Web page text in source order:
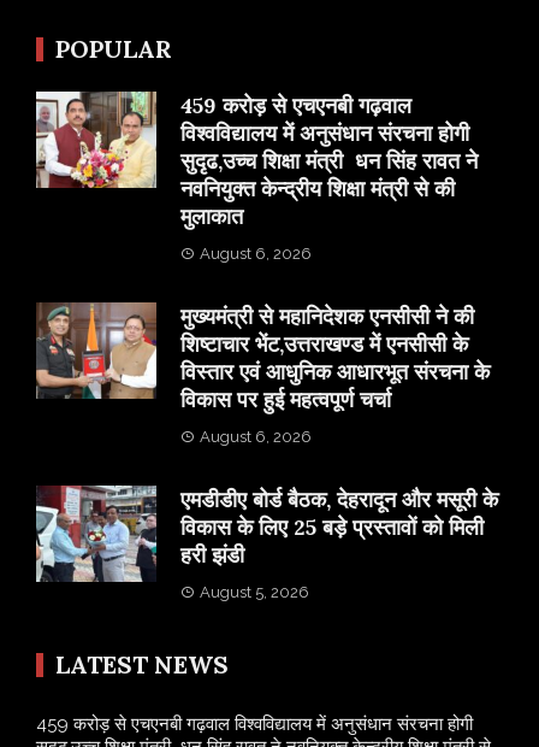
POPULAR
459 करोड़ से एचएनबी गढ़वाल
विश्वविद्यालय में अनुसंधान संरचना होगी
सुदृढ,उच्च शिक्षा मंत्री धन सिंह रावत ने
नवनियुक्त केन्द्रीय शिक्षा मंत्री से की
मुलाकात
August 6, 2026
मुख्यमंत्री से महानिदेशक एनसीसी ने की
शिष्टाचार भेंट,उत्तराखण्ड में एनसीसी के
विस्तार एवं आधुनिक आधारभूत संरचना के
विकास पर हुई महत्वपूर्ण चर्चा
August 6, 2026
एमडीडीए बोर्ड बैठक, देहरादून और मसूरी के
विकास के लिए 25 बड़े प्रस्तावों को मिली
हरी झंडी
August 5, 2026
LATEST NEWS
459 करोड़ से एचएनबी गढ़वाल विश्वविद्यालय में अनुसंधान संरचना होगी